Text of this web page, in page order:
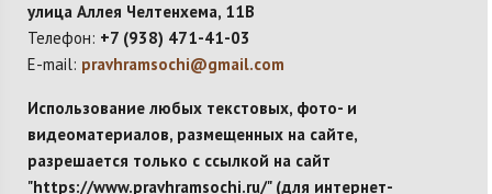
улица Аллея Челтенхема, 11В
Телефон: +7 (938) 471-41-03
E-mail: pravhramsochi@gmail.com
Использование любых текстовых, фото- и
видеоматериалов, размещенных на сайте,
разрешается только с ссылкой на сайт
"https://www.pravhramsochi.ru/" (для интернет-